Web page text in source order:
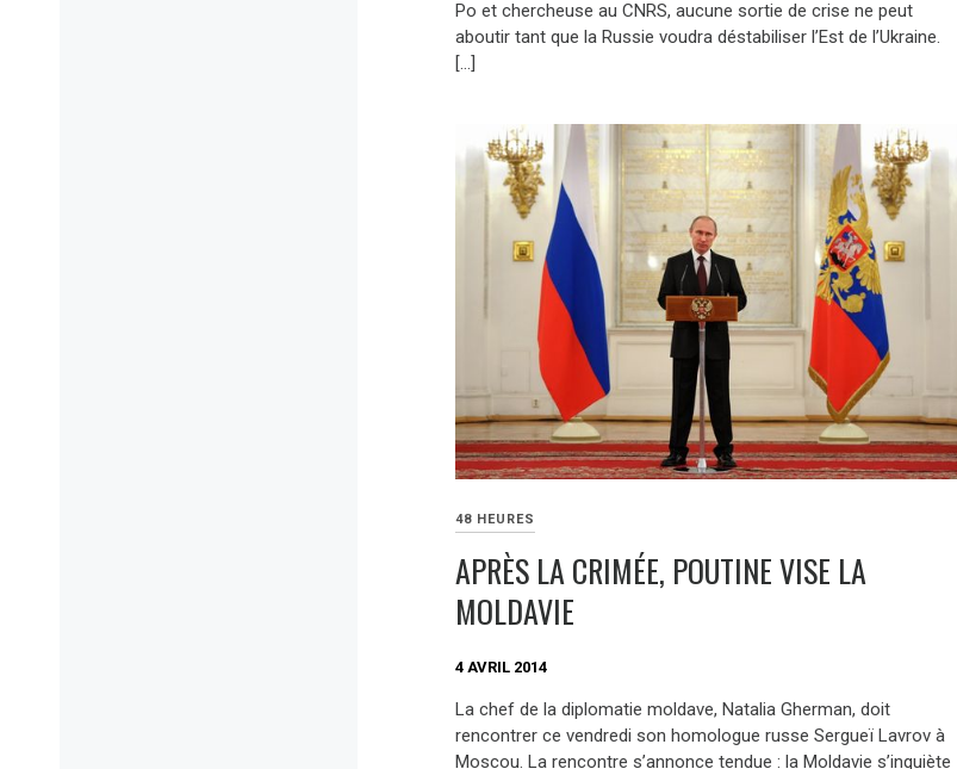
Po et chercheuse au CNRS, aucune sortie de crise ne peut
aboutir tant que la Russie voudra déstabiliser l’Est de l’Ukraine.
[…]
48 HEURES
APRÈS LA CRIMÉE, POUTINE VISE LA
MOLDAVIE
4 AVRIL 2014
La chef de la diplomatie moldave, Natalia Gherman, doit
rencontrer ce vendredi son homologue russe Sergueï Lavrov à
Moscou. La rencontre s’annonce tendue : la Moldavie s’inquiète